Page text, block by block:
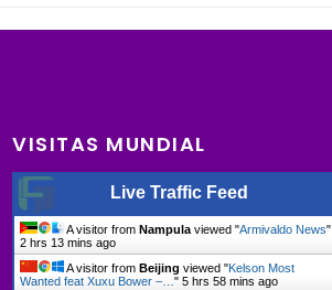
VISITAS MUNDIAL
Live Traffic Feed
A visitor fromNampula viewed "Armivaldo News"
2 hrs 13 mins ago
A visitor fromBeijing viewed "Kelson Most
Wanted feat Xuxu Bower –…"5 hrs 58 mins ago